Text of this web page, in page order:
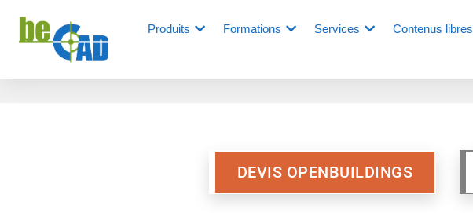
Produits Formations Services Contenus libres
DEVIS OPENBUILDINGS